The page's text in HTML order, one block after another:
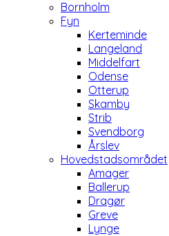
Bornholm
Fyn
Kerteminde
Langeland
Middelfart
Odense
Otterup
Skamby
Strib
Svendborg
Årslev
Hovedstadsområdet
Amager
Ballerup
Dragør
Greve
Lynge